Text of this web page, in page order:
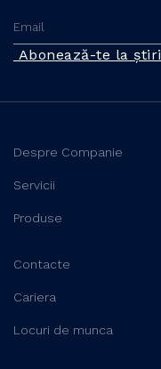
Abonează-te la știri
Despre Companie
Servicii
Produse
Contacte
Cariera
Locuri de munca